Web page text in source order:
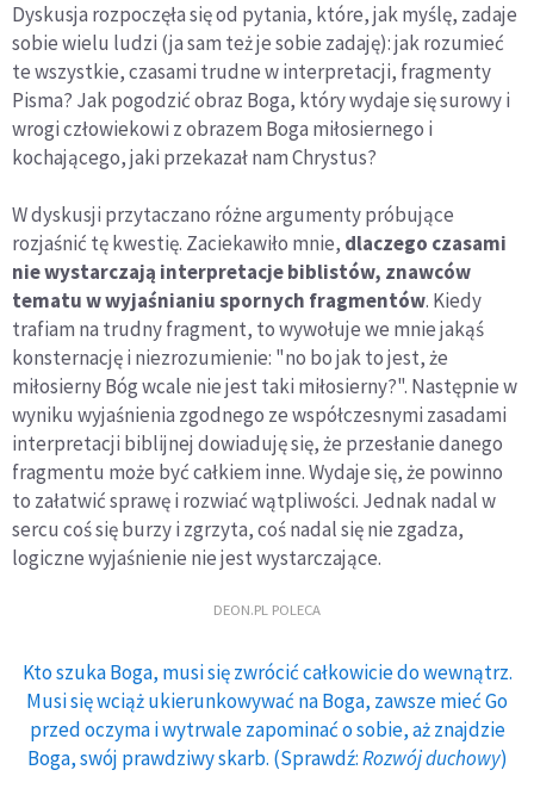
Dyskusja rozpoczęła się od pytania, które, jak myślę, zadaje
sobie wielu ludzi (ja sam też je sobie zadaję): jak rozumieć
te wszystkie, czasami trudne w interpretacji, fragmenty
Pisma? Jak pogodzić obraz Boga, który wydaje się surowy i
wrogi człowiekowi z obrazem Boga miłosiernego i
kochającego, jaki przekazał nam Chrystus?
W dyskusji przytaczano różne argumenty próbujące
rozjaśnić tę kwestię. Zaciekawiło mnie, dlaczego czasami
nie wystarczają interpretacje biblistów, znawców
tematu w wyjaśnianiu spornych fragmentów. Kiedy
trafiam na trudny fragment, to wywołuje we mnie jakąś
konsternację i niezrozumienie: "no bo jak to jest, że
miłosierny Bóg wcale nie jest taki miłosierny?". Następnie w
wyniku wyjaśnienia zgodnego ze współczesnymi zasadami
interpretacji biblijnej dowiaduję się, że przesłanie danego
fragmentu może być całkiem inne. Wydaje się, że powinno
to załatwić sprawę i rozwiać wątpliwości. Jednak nadal w
sercu coś się burzy i zgrzyta, coś nadal się nie zgadza,
logiczne wyjaśnienie nie jest wystarczające.
DEON.PL POLECA
Kto szuka Boga, musi się zwrócić całkowicie do wewnątrz.
Musi się wciąż ukierunkowywać na Boga, zawsze mieć Go
przed oczyma i wytrwale zapominać o sobie, aż znajdzie
Boga, swój prawdziwy skarb. (Sprawdź:Rozwój duchowy)